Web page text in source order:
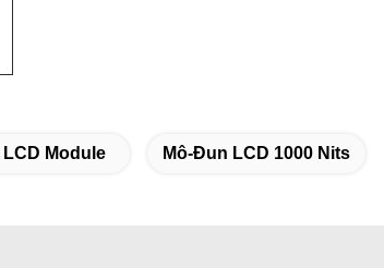
LCD Module Mô-Đun LCD 1000 Nits